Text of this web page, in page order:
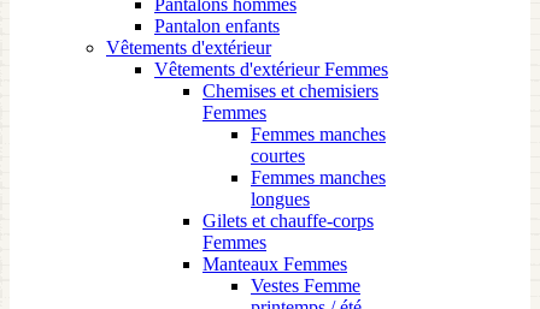
Pantalons hommes
Pantalon enfants
Vêtements d'extérieur
Vêtements d'extérieur Femmes
Chemises et chemisiers
Femmes
Femmes manches
courtes
Femmes manches
longues
Gilets et chauffe-corps
Femmes
Manteaux Femmes
Vestes Femme